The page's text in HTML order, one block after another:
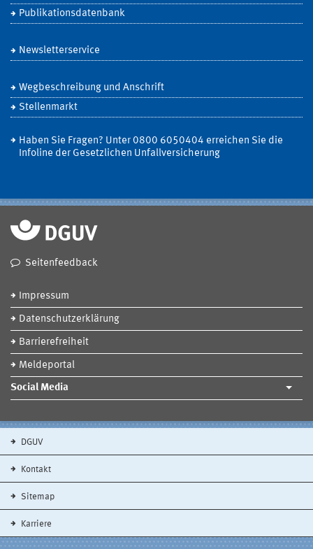
Publikationsdatenbank
Newsletterservice
Wegbeschreibung und Anschrift
Stellenmarkt
Haben Sie Fragen? Unter 0800 6050404 erreichen Sie die
Infoline der Gesetzlichen Unfallversicherung
Seitenfeedback
Impressum
Datenschutzerklärung
Barrierefreiheit
Meldeportal
Social Media
DGUV
Kontakt
Sitemap
Karriere